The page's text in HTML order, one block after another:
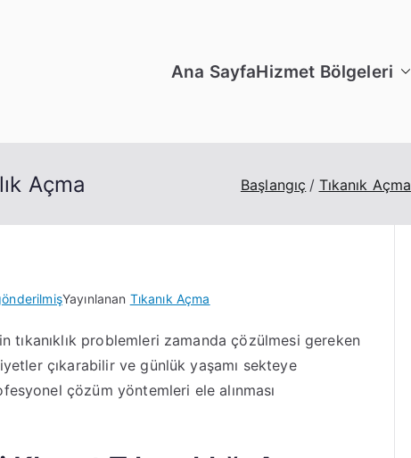
Ana SayfaHizmet Bölgeleri
Açma Başlangıç Tıkanık Açma
Yayınlanan Tıkanık Açma
problemleri zamanda çözülmesi gereken
çıkarabilir ve günlük yaşamı sekteye
çözüm yöntemleri ele alınması